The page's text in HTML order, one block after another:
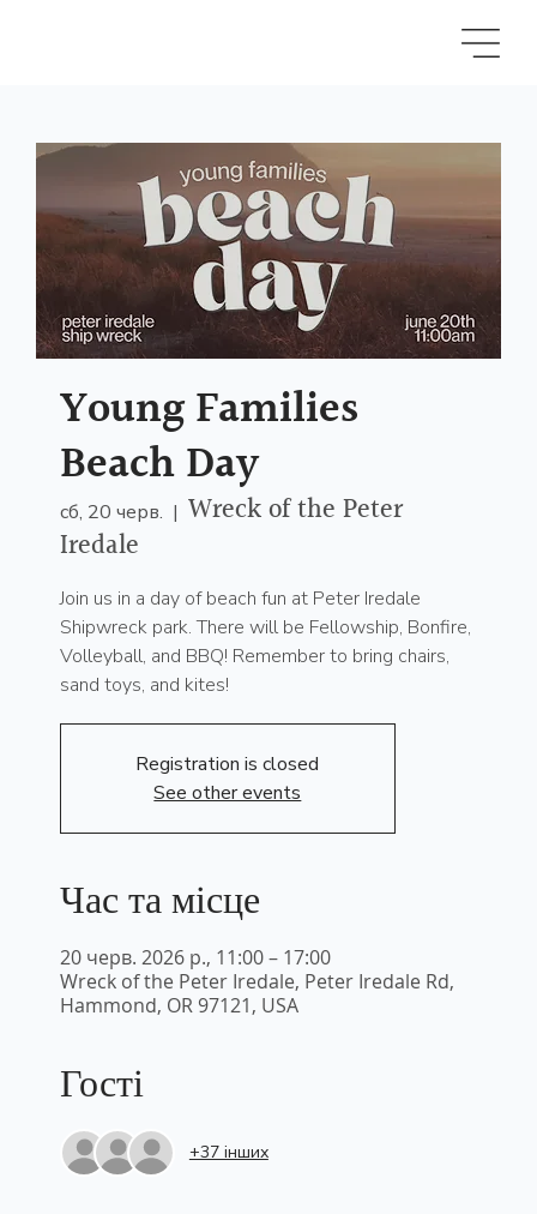
Young Families
Beach Day
сб, 20 черв.
  |
Wreck of the Peter
Iredale
Join us in a day of beach fun at Peter Iredale
Shipwreck park. There will be Fellowship, Bonfire,
Volleyball, and BBQ! Remember to bring chairs,
sand toys, and kites!
Registration is closed
See other events
Час та місце
20 черв. 2026 р., 11:00 – 17:00
Wreck of the Peter Iredale, Peter Iredale Rd,
Hammond, OR 97121, USA
Гості
+37 інших